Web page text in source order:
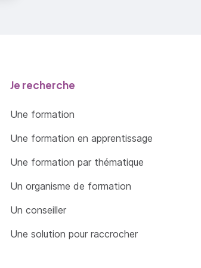
Je recherche
Une formation
Une formation en apprentissage
Une formation par thématique
Un organisme de formation
Un conseiller
Une solution pour raccrocher